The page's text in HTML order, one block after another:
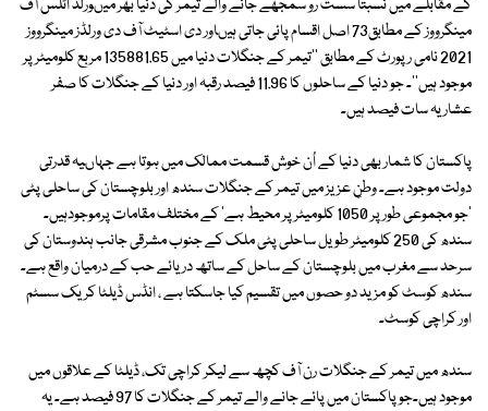
کے مقابلے میں نسبتاً سست رو سمجھے جانے والے تیمر کی دنیا بھر میںورلڈ اٹلس آف
مینگرووز کے مطابق73 اصل اقسام پائی جاتی ہیںاور دی اسٹیٹ آف دی ورلڈز مینگرووز
2021 نامی رپورٹ کے مطابق ''تیمر کے جنگلات دنیا میں 135881.65 مربع کلومیٹر پر
موجود ہیں''۔ جو دنیا کے ساحلوں کا 11.96 فیصد رقبہ اور دنیا کے جنگلات کا صفر
عشاریہ سات فیصد ہیں۔
پاکستان کا شمار بھی دنیا کے اُن خوش قسمت ممالک میں ہوتا ہے جہاںیہ قدرتی
دولت موجود ہے۔ وطنِ عزیز میں تیمر کے جنگلات سندھ اور بلوچستان کی ساحلی پٹی
'جو مجموعی طور پر 1050 کلومیٹر پر محیط ہے' کے مختلف مقامات پرموجودہیں۔
سندھ کی 250 کلومیٹر طویل ساحلی پٹی ملک کے جنوب مشرقی جانب ہندوستان کی
سرحد سے مغرب میں بلوچستان کے ساحل کے ساتھ دریائے حب کے درمیان واقع ہے۔
سندھ کوسٹ کو مزید دو حصوں میں تقسیم کیا جاسکتا ہے ، انڈس ڈیلٹا کریک سسٹم
اور کراچی کوسٹ۔
سندھ میں تیمر کے جنگلات رن آف کچھ سے لیکر کراچی تک، ڈیلٹا کے علاقوں میں
موجود ہیں۔جو پاکستان میں پائے جانے والے تیمر کے جنگلات کا 97 فیصد ہے۔ یہ